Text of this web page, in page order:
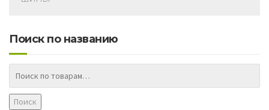
Поиск по названию
Поиск